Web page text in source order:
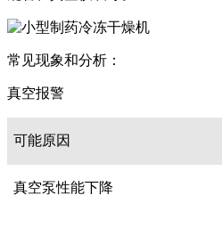
常见现象和分析：
真空报警
可能原因
真空泵性能下降